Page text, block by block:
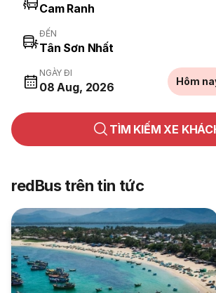
ĐẾN
NGÀY ĐI
08 Aug, 2026 Hôm
TÌM KIẾM XE
redBus trên tin tức